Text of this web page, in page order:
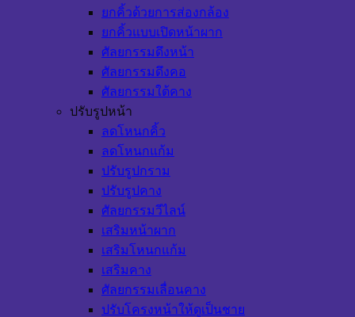
ยกคิ้วด้วยการส่องกล้อง
ยกคิ้วแบบเปิดหน้าผาก
ศัลยกรรมดึงหน้า
ศัลยกรรมดึงคอ
ศัลยกรรมใต้คาง
ปรับรูปหน้า
ลดโหนกคิ้ว
ลดโหนกแก้ม
ปรับรูปกราม
ปรับรูปคาง
ศัลยกรรมวีไลน์
เสริมหน้าผาก
เสริมโหนกแก้ม
เสริมคาง
ศัลยกรรมเลื่อนคาง
ปรับโครงหน้าให้ดูเป็นชาย